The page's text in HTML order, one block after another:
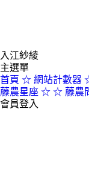
入江紗綾
主選單
首頁 ☆ 網站計數器
藤農星座 ☆☆ 藤農
會員登入